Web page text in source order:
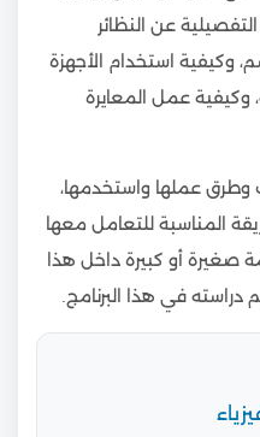
عن النظائر
وكيفية استخدام الأجهزة
وكيفية عمل المعايرة
وطرق عملها واستخدمها،
المناسبة للتعامل معها
صغيرة أو كبيرة داخل هذا
في هذا البرنامج.